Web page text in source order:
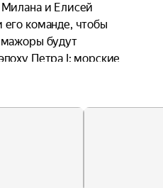
и Елисей
команде, чтобы
будут
Петра I: морские
заставят их
важнее семьи.